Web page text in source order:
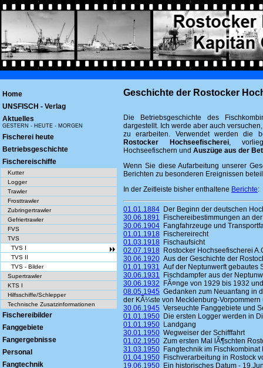
Home
UNSFISCH - Verlag
Aktuelles
GESTERN - HEUTE - MORGEN
Fischerei heute
Betriebsgeschichte
Fischereischiffe
Kutter
Logger
Trawler
Frosttrawler
Zubringertrawler
Gefriertrawler
FVS
TVS
TVS I
TVS II
TVS - Bilder
Supertrawler
KTS I
Hilfsschiffe/Schlepper
Technische Zusatzinformationen
Fischereibilder
Fanggebiete
Fangergebnisse
Personal
Fangtechnik
Geschichte der Rostocker
Die Betriebsgeschichte des
dargestellt. Ich werde aber auch
zu erarbeiten. Verwendet werden die
Rostocker Hochseefischerei,
Hochseefischern und Auszüge aus der
Wenn Sie diese Aufarbeitung unserer
Berichten zu besonderen Ereignissen
In der Zeitleiste bisher enthaltene Berichte:
01.01.1884 Der Beginn der deutschen
30.06.1891 Fischereibestimmungen an
30.06.1904 Fangfahrzeuge und
01.01.1918 Fischereirecht
01.03.1918 Fischaufsicht
02.07.1918 Rostocker Hochseefischerei
30.06.1920 Aus der Geschichte der
01.01.1931 Auf der Neptunwerft gebautes
30.06.1931 Fischdampfer aus der
30.06.1932 FÃ¤nge von 1929 bis 1932
08.05.1945 Gedanken zum Neuanfang in
der KÃ¼ste von Mecklenburg-
30.06.1945 Verseuchte Fanggebiete und
01.01.1950 Die ersten Logger werden in
01.01.1950 Landgang
30.01.1950 Wegweiser der Schifffahrt
01.02.1950 Zum ersten Mal lÃ¶schten
31.03.1950 Fangtechnik im Fischkombinat
01.04.1950 Fischverarbeitung in Rostock
19.06.1950 Ein historisches Datum -